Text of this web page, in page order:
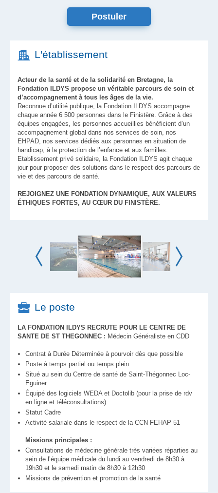
Postuler
L'établissement
Acteur de la santé et de la solidarité en Bretagne, la
Fondation ILDYS propose un véritable parcours de soin et
d’accompagnement à tous les âges de la vie.
Reconnue d’utilité publique, la Fondation ILDYS accompagne
chaque année 6 500 personnes dans le Finistère. Grâce à des
équipes engagées, les personnes accueillies bénéficient d’un
accompagnement global dans nos services de soin, nos
EHPAD, nos services dédiés aux personnes en situation de
handicap, à la protection de l’enfance et aux familles.
Etablissement privé solidaire, la Fondation ILDYS agit chaque
jour pour proposer des solutions dans le respect des parcours de
vie et des parcours de santé.
REJOIGNEZ UNE FONDATION DYNAMIQUE, AUX VALEURS
ÉTHIQUES FORTES, AU CŒUR DU FINISTÈRE.
Le poste
LA FONDATION ILDYS RECRUTE POUR LE CENTRE DE
SANTE DE ST THEGONNEC : Médecin Généraliste en CDD
Contrat à Durée Déterminée à pourvoir dès que possible
Poste à temps partiel ou temps plein
Situé au sein du Centre de santé de Saint-Thégonnec Loc-
Eguiner
Équipé des logiciels WEDA et Doctolib (pour la prise de rdv
en ligne et téléconsultations)
Statut Cadre
Activité salariale dans le respect de la CCN FEHAP 51
Missions principales :
Consultations de médecine générale très variées réparties au
sein de l’équipe médicale du lundi au vendredi de 8h30 à
19h30 et le samedi matin de 8h30 à 12h30
Missions de prévention et promotion de la santé